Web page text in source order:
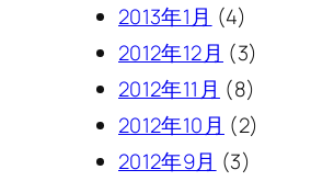
2013年1月 (4)
2012年12月 (3)
2012年11月 (8)
2012年10月 (2)
2012年9月 (3)